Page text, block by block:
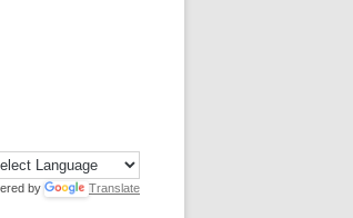
by Translate